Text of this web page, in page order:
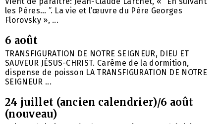
les Pères… ”. La vie et l’œuvre du Père Georges
Florovsky », ...
6 août
TRANSFIGURATION DE NOTRE SEIGNEUR, DIEU ET
SAUVEUR JÉSUS-CHRIST. Carême de la dormition,
dispense de poisson LA TRANSFIGURATION DE NOTRE
SEIGNEUR ...
24 juillet (ancien calendrier)/6 août
(nouveau)